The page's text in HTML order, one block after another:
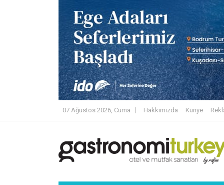
07 Ağustos 2026, Cuma Hakkımızda Künye